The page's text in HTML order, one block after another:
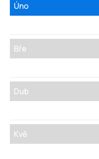
Úno
Bře
Dub
Kvě